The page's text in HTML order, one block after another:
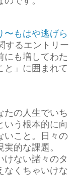
〜もはや逃げら
するエントリー
にも増してわた
と」に囲まれて
たの人生でいち
いう根本的に向
いこと。日々の
的な課題。
けない諸々のタ
なくちゃいけな